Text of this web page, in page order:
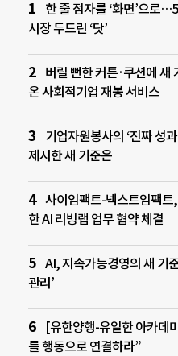
한 줄 점자를 ‘화면’으로
시장 두드린 ‘닷’
버릴 뻔한 커튼·쿠션에 새
온 사회적기업 재봉 서비스
기업자원봉사의 ‘진짜 성
제시한 새 기준은
사이임팩트-넥스트임팩트
한 AI 리빙랩 업무 협약 체결
AI, 지속가능경영의 새 기
관리’
[유한양행-유일한 아카데
를 행동으로 연결하라”